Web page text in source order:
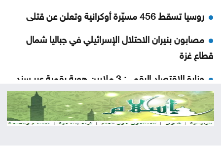
روسيا تسقط 456 مسيّرة أوكرانية وتعلن عن قتلى
مصابون بنيران الاحتلال الإسرائيلي في جباليا شمال
قطاع غزة
وزارة الاقتصاد الرقمي: 3 ملايين هوية رقمية عبر سند
إيران تربط إعادة فتح مضيق هرمز بتنازلات أميركية
الاحتلال يواصل اقتحاماته .. إصابة فلسطيني واعتقال